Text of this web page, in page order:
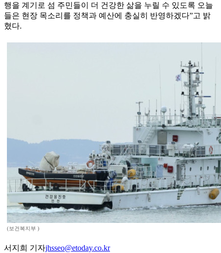
행을 계기로 섬 주민들이 더 건강한 삶을 누릴 수 있도록 오늘
들은 현장 목소리를 정책과 예산에 충실히 반영하겠다”고 밝
혔다.
(보건복지부 )
서지희 기자jhsseo@etoday.co.kr